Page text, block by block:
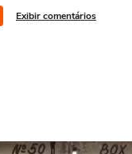
Exibir comentários